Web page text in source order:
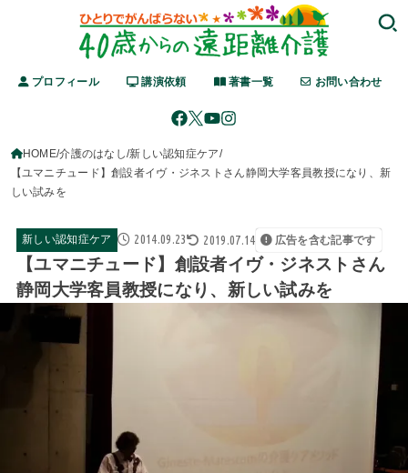
プロフィール 講演依頼 著書一覧 お問い合わせ
HOME 介護のはなし 新しい認知症ケア
【ユマニチュード】創設者イヴ・ジネストさん静岡大学客員教授になり、新
しい試みを
新しい認知症ケア 2014.09.23 2019.07.14 広告を含む記事です
【ユマニチュード】創設者イヴ・ジネストさん
静岡大学客員教授になり、新しい試みを